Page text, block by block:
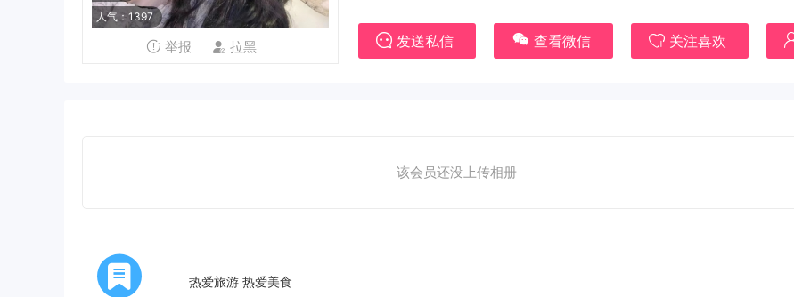
人气：1397
举报 拉黑 发送私信 查看微信 关注喜欢
该会员还没上传相册
热爱旅游 热爱美食